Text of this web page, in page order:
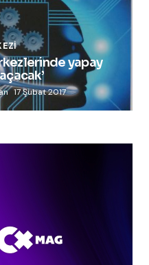
yapay
17 Şubat 2017